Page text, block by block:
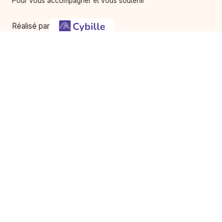
Réalisé par